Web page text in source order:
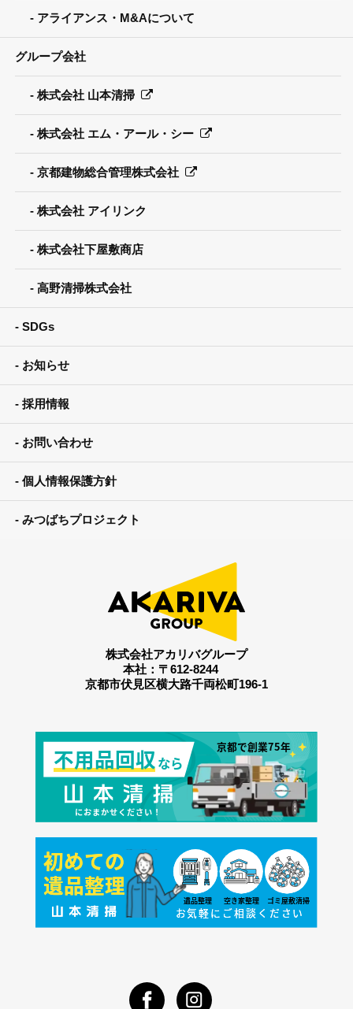
アライアンス・M&Aについて
グループ会社
株式会社 山本清掃
株式会社 エム・アール・シー
京都建物総合管理株式会社
株式会社 アイリンク
株式会社下屋敷商店
高野清掃株式会社
SDGs
お知らせ
採用情報
お問い合わせ
個人情報保護方針
みつばちプロジェクト
株式会社アカリバグループ
本社：〒612-8244
京都市伏見区横大路千両松町196-1